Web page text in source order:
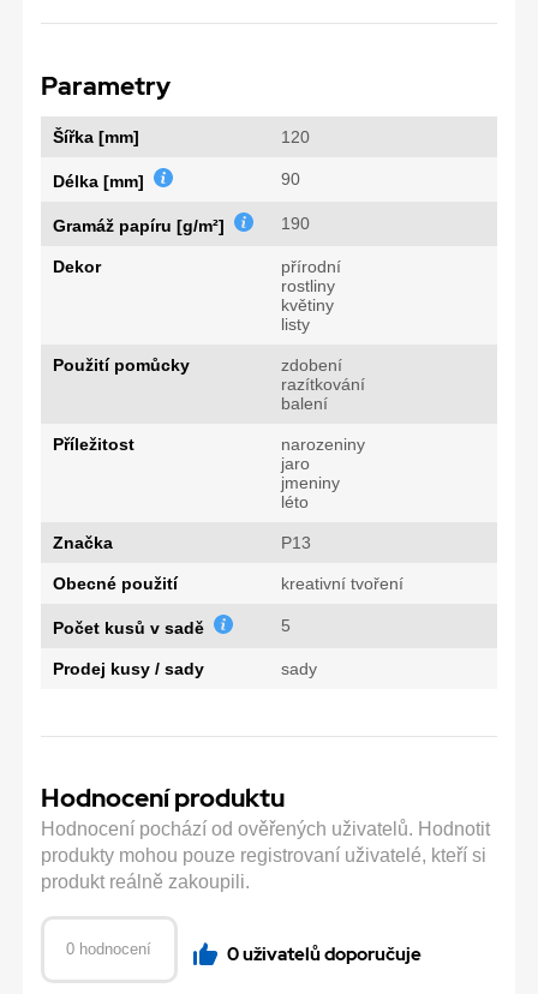
Parametry
Šířka [mm] 120
Délka [mm] 90
Gramáž papíru [g/m²] 190
Dekor
přírodní
rostliny
květiny
listy
Použití pomůcky
zdobení
razítkování
balení
Příležitost
narozeniny
jaro
jmeniny
léto
Značka P13
Obecné použití kreativní tvoření
Počet kusů v sadě 5
Prodej kusy / sady sady
Hodnocení produktu
Hodnocení pochází od ověřených uživatelů. Hodnotit
produkty mohou pouze registrovaní uživatelé, kteří si
produkt reálně zakoupili.
0 hodnocení 0 uživatelů doporučuje